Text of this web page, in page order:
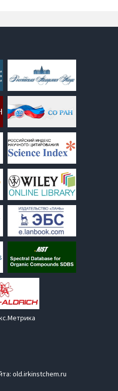
old.irkinstchem.ru